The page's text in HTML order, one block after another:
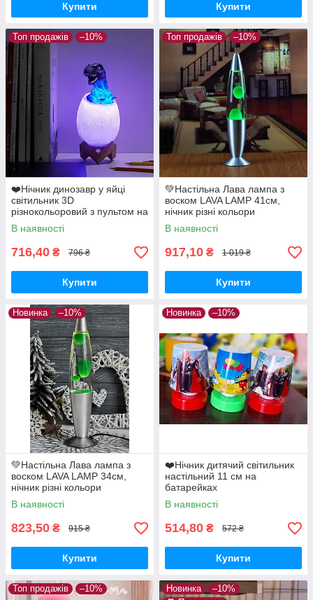
Купити Купити
Топ продажів –10%
❤️Нічник динозавр у яйці
світильник 3D
різнокольоровий з пультом на
акумуляторі Dinosaur Lamp
зарядка від USB
В наявності
716,40 ₴ 796 ₴
Купити
Топ продажів –10%
💚Настільна Лава лампа з
воском LAVA LAMP 41см,
нічник різні кольори
В наявності
917,10 ₴ 1 019 ₴
Купити
Новинка –10%
💚Настільна Лава лампа з
воском LAVA LAMP 34см,
нічник різні кольори
В наявності
823,50 ₴ 915 ₴
Купити
Новинка –10%
❤️Нічник дитячий світильник
настільний 11 см на
батарейках
В наявності
514,80 ₴ 572 ₴
Купити
Топ продажів –10% Новинка
–10%